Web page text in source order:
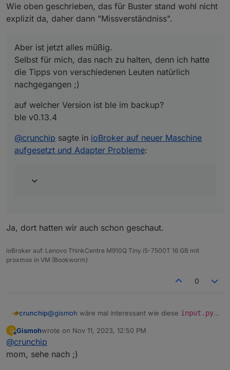
ble auch laufen, anschließend irgendwann mal
das OS upgedatet, sowie auch nodejs,
selbigen Fehler
Wie oben geschrieben, das für Buster stand wohl nicht
explizit da, daher dann "Missverständniss".
Aber ist jetzt alles müßig.
Selbst für mich, das nach zu halten, denn ich hatte
die Tipps von verschiedenen Leuten natürlich
nachgegangen ;)
auf welcher Version ist ble im backup?
ble v0.13.4
@crunchip sagte in ioBroker auf neuer Maschine
aufgesetzt und Adapter Probleme:
Ja, dort hatten wir auch schon geschaut.
ioBroker auf: Lenovo ThinkCentre M910Q Tiny i5-7500T 16 GB mit
proxmox in VM (Bookworm)
0
crunchip@gismoh wäre mal interessant wie diese input.py
oder ob es da die
G Gismohwrote on Nov 11, 2023, 12:50 PM
last edited by
@crunchip
mom, sehe nach ;)